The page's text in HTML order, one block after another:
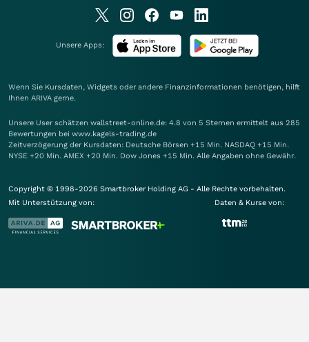
Unsere Apps:
Wenn Sie Kursdaten, Widgets oder andere Finanzinformationen benötigen, hilft
Ihnen ARIVA gerne.
Unsere User schätzen wallstreet-online.de: 4.8 von 5 Sternen ermittelt aus 285
Bewertungen bei www.kagels-trading.de
Zeitverzögerung der Kursdaten: Deutsche Börsen +15 Min. NASDAQ +15 Min.
NYSE +20 Min. AMEX +20 Min. Dow Jones +15 Min. Alle Angaben ohne Gewähr.
Copyright © 1998-2026 Smartbroker Holding AG - Alle Rechte vorbehalten.
Mit Unterstützung von:
Daten & Kurse von: